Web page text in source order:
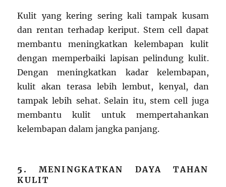
Kulit yang kering sering kali tampak kusam
dan rentan terhadap keriput. Stem cell dapat
membantu meningkatkan kelembapan kulit
dengan memperbaiki lapisan pelindung kulit.
Dengan meningkatkan kadar kelembapan,
kulit akan terasa lebih lembut, kenyal, dan
tampak lebih sehat. Selain itu, stem cell juga
membantu kulit untuk mempertahankan
kelembapan dalam jangka panjang.
5. MENINGKATKAN DAYA TAHAN
KULIT